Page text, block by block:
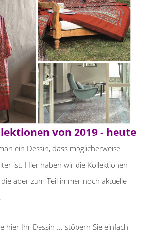
von 2019 - heute
ein Dessin, dass möglicherweise
ist. Hier haben wir die Kollektionen
aber zum Teil immer noch aktuelle
hier Ihr Dessin ... stöbern Sie einfach